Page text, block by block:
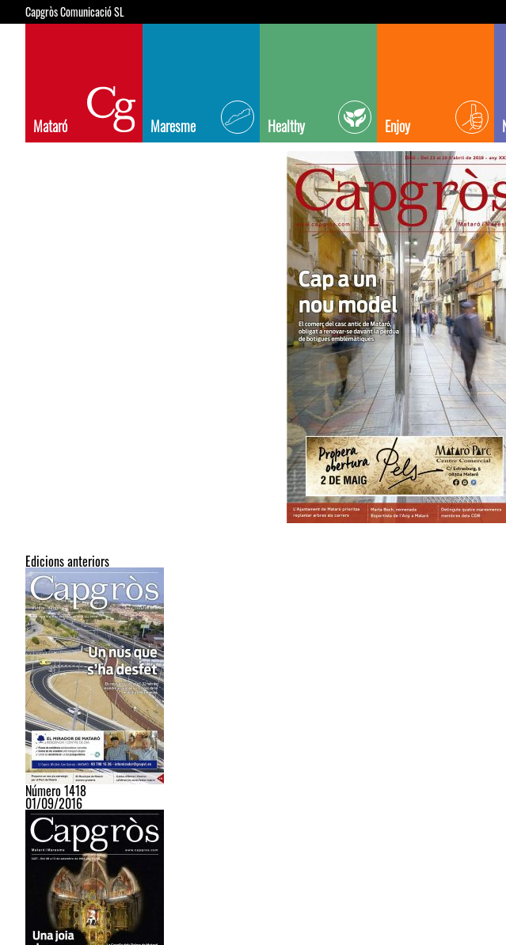
Capgròs Comunicació SL
Mataró Maresme Healthy Enjoy
Edicions anteriors
Número 1418
01/09/2016